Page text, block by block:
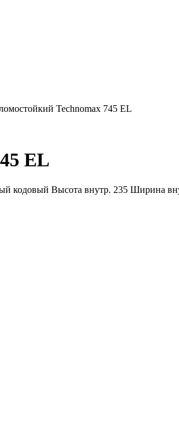
Technomax 745 EL
EL
Высота внутр. 235 Ширина